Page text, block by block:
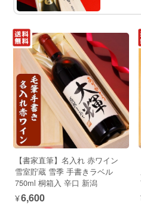
【書家直筆】名入れ 赤ワイン
雪室貯蔵 雪季 手書きラベル
750ml 桐箱入 辛口 新潟
¥6,600